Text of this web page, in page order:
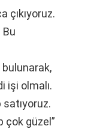
çıkıyoruz.
bulunarak,
işi olmalı.
çok güzel”